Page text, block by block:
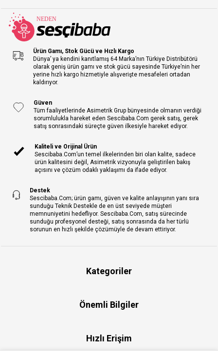
Ürün Gamı, Stok Gücü ve Hızlı Kargo
Dünya’ ya kendini kanıtlamış 64 Marka’nın Türkiye Distribütörü
olarak geniş ürün gamı ve stok gücü sayesinde Türkiye’nin her
yerine hızlı kargo hizmetiyle alışverişte mesafeleri ortadan
kaldırıyor.
Güven
Tüm faaliyetlerinde Asimetrik Grup bünyesinde olmanın verdiği
sorumlulukla hareket eden Sescibaba.Com gerek satış, gerek
satış sonrasındaki süreçte güven ilkesiyle hareket ediyor.
Kaliteli ve Orijinal Ürün
Sescibaba.Com’un temel ilkelerinden biri olan kalite, sadece
ürün kalitesini değil, Asimetrik vizyonuyla geliştirilen bakış
açısını ve çözüm odaklı yaklaşımı da ifade ediyor.
Destek
Sescibaba.Com; ürün gamı, güven ve kalite anlayışının yanı sıra
sunduğu Teknik Destekle de en üst seviyede müşteri
memnuniyetini hedefliyor. Sescibaba.Com, satış sürecinde
sunduğu profesyonel desteği, satış sonrasında da her türlü
sorunun en hızlı şekilde çözümüyle de devam ettiriyor.
Kategoriler
Önemli Bilgiler
Hızlı Erişim